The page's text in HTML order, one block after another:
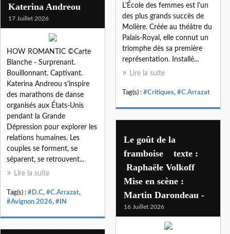
L'École des femmes est l'un
des plus grands succès de
Molière. Créée au théâtre du
Palais-Royal, elle connut un
triomphe dès sa première
représentation. Installé...
Lire la suite
Tag(s) : #Critiques, #C.Arrazat
Katerina Andreou
17 Juillet 2026
HOW ROMANTIC ©Carte
Blanche - Surprenant.
Bouillonnant. Captivant.
Katerina Andreou s'inspire
des marathons de danse
organisés aux États-Unis
pendant la Grande
Dépression pour explorer les
relations humaines. Les
couples se forment, se
séparent, se retrouvent...
Lire la suite
Tag(s) : #D.C, #C.Arrazat,
#Avignon 2026, #IN
Le goût de la
framboise texte :
Raphaële Volkoff
Mise en scène :
Martin Darondeau -
16 Juillet 2026